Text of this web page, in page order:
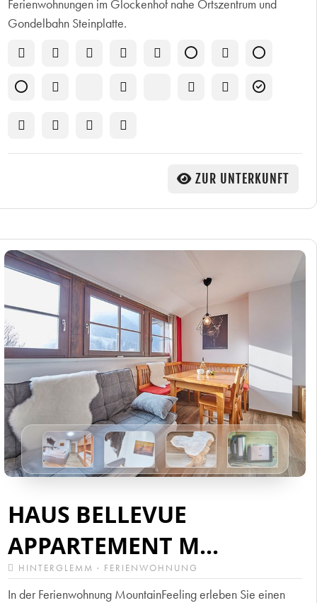
Ferienwohnungen im Glockenhof nahe Ortszentrum und
Gondelbahn Steinplatte.
ZUR UNTERKUNFT
HAUS BELLEVUE
APPARTEMENT M...
HINTERGLEMM · FERIENWOHNUNG
In der Ferienwohnung MountainFeeling erleben Sie einen